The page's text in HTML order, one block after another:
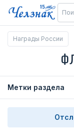
Награды России
Метки раздела